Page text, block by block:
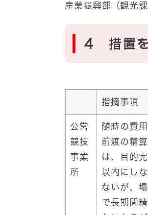
産業振興部（
4 措置を
指摘事項
公営
競技
事業
所
随時の費
前渡の精
は、目的
以内にし
ないが、
で長期間